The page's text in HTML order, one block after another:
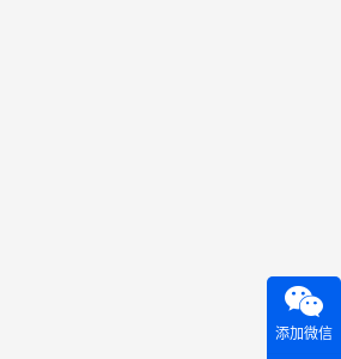
添加微信